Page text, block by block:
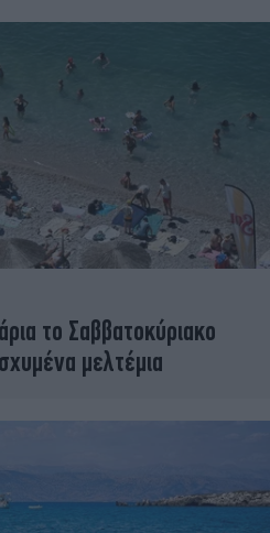
το Σαββατοκύριακο
μελτέμια